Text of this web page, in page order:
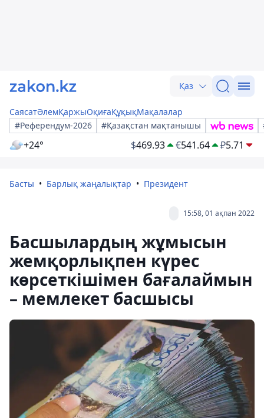
Қаз
СаясатӘлемҚаржыОқиғаҚұқықМақалалар
#Референдум-2026
#Қазақстан мақтанышы
+24° $469.93 €541.64 ₽5.71
Басты Барлық жаңалықтар Президент
15:58, 01 ақпан 2022
Басшылардың жұмысын
жемқорлықпен күрес
көрсеткішімен бағалаймын
– мемлекет басшысы